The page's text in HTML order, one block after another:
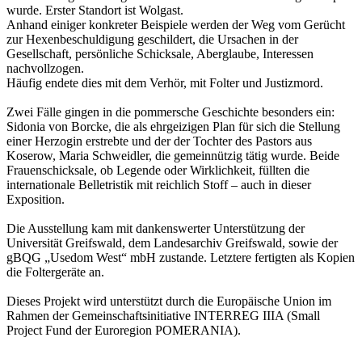
wurde. Erster Standort ist Wolgast.
Anhand einiger konkreter Beispiele werden der Weg vom Gerücht
zur Hexenbeschuldigung geschildert, die Ursachen in der
Gesellschaft, persönliche Schicksale, Aberglaube, Interessen
nachvollzogen.
Häufig endete dies mit dem Verhör, mit Folter und Justizmord.
Zwei Fälle gingen in die pommersche Geschichte besonders ein:
Sidonia von Borcke, die als ehrgeizigen Plan für sich die Stellung
einer Herzogin erstrebte und der der Tochter des Pastors aus
Koserow, Maria Schweidler, die gemeinnützig tätig wurde. Beide
Frauenschicksale, ob Legende oder Wirklichkeit, füllten die
internationale Belletristik mit reichlich Stoff – auch in dieser
Exposition.
Die Ausstellung kam mit dankenswerter Unterstützung der
Universität Greifswald, dem Landesarchiv Greifswald, sowie der
gBQG „Usedom West“ mbH zustande. Letztere fertigten als Kopien
die Foltergeräte an.
Dieses Projekt wird unterstützt durch die Europäische Union im
Rahmen der Gemeinschaftsinitiative INTERREG IIIA (Small
Project Fund der Euroregion POMERANIA).